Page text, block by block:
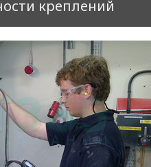
креплений